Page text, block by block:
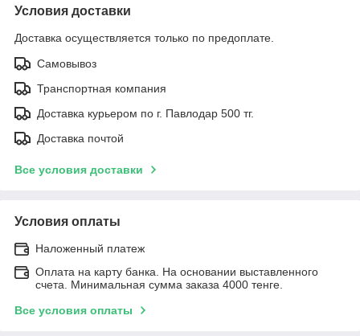
Условия доставки
Доставка осуществляется только по предоплате.
Самовывоз
Транспортная компания
Доставка курьером по г. Павлодар 500 тг.
Доставка почтой
Все условия доставки
Условия оплаты
Наложенный платеж
Оплата на карту банка. На основании выставленного
счета. Минимальная сумма заказа 4000 тенге.
Все условия оплаты